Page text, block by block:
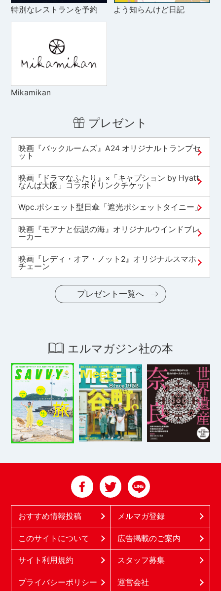
特別なレストランを予約 よう知らんけど日記
Mikamikan
プレゼント
映画『バックルームズ』A24 オリジナルトランプセ
ット
映画『ドラマなふたり』×「キャプション by Hyatt
なんば大阪」コラボドリンクチケット
Wpc.ポシェット型日傘「遮光ポシェットタイニー」
映画『モアナと伝説の海』オリジナルウインドブレ
ーカー
映画『レディ・オア・ノット2』オリジナルスマホ
チェーン
プレゼント一覧へ
エルマガジン社の本
おすすめ情報投稿 メルマガ登録
このサイトについて 広告掲載のご案内
サイト利用規約 スタッフ募集
プライバシーポリシー 運営会社